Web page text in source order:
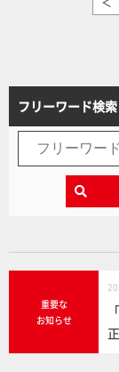
フリーワード検索
重要な
お知らせ
正